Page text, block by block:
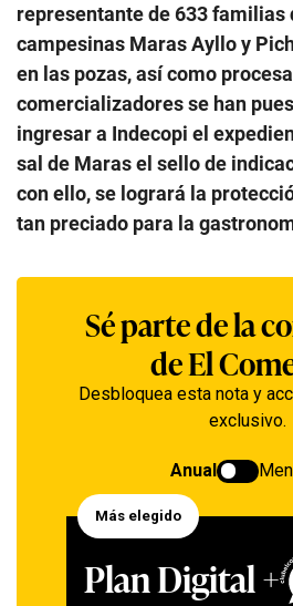
representante de 633 familias
campesinas Maras Ayllo y
en las pozas, así como
comercializadores se han
ingresar a Indecopi el
sal de Maras el sello de
con ello, se logrará la
tan preciado para la